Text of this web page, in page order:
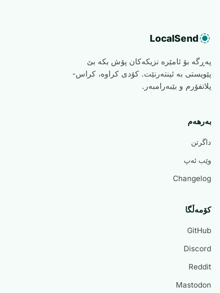
LocalSend
پەڕگە بۆ ئامێرە نزیکەکان پۆش بکە بێ
پێویستی بە ئینتەرنێت. کۆدی کراوە، کراس-
پلاتفۆرم و بێبەرامبەر.
بەرھەم
داگرتن
وێب ئەپ
Changelog
کۆمەڵگا
GitHub
Discord
Reddit
Mastodon